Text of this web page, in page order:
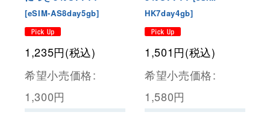
[eSIM-AS8day5gb]
1,235円(税込)
希望小売価格:
1,300円
HK7day4gb]
1,501円(税込)
希望小売価格:
1,580円